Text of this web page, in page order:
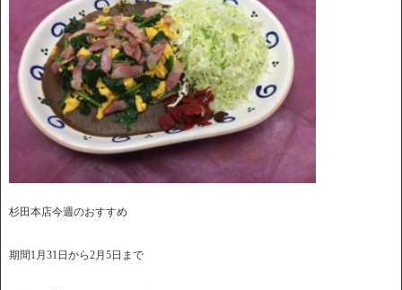
杉田本店今週のおすすめ
期間1月31日から2月5日まで